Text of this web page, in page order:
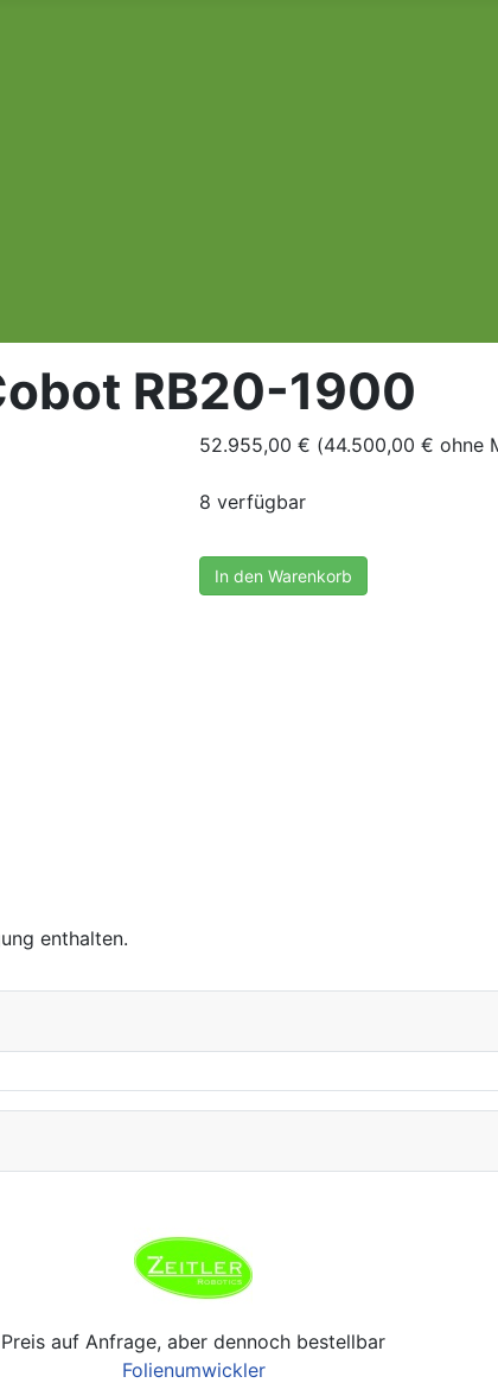
RB20-1900
52.955,00 € (44.500,00 € ohne
8 verfügbar
In den Warenkorb
enthalten.
Preis auf Anfrage, aber dennoch bestellbar
Folienumwickler